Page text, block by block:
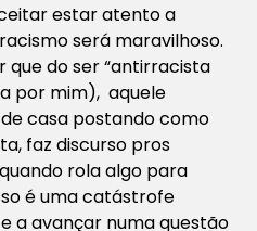
estar atento a
será maravilhoso.
que do ser “antirracista
por mim), aquele
casa postando como
faz discurso pros
rola algo para
é uma catástrofe
a avançar numa questão